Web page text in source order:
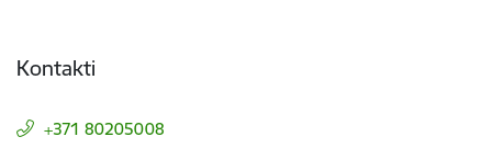
Kontakti
+371 80205008